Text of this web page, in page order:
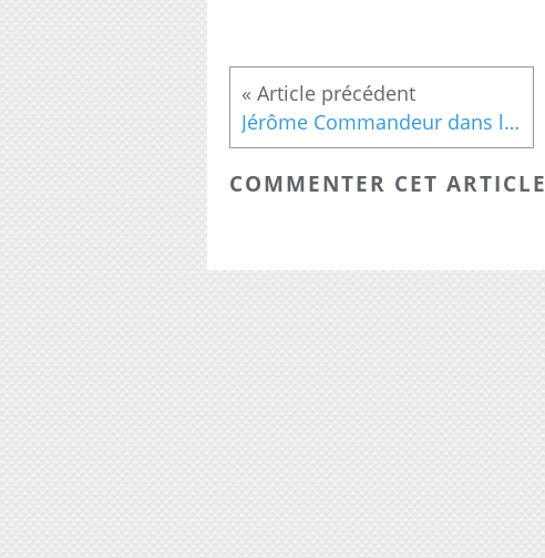
Jérôme Commandeur dans le biopic de Carlos avec Dorothée (enfin presque)
COMMENTER CET ARTICLE